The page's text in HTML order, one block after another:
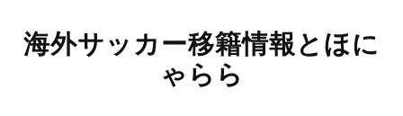
海外サッカー移籍情報とほに
ゃらら